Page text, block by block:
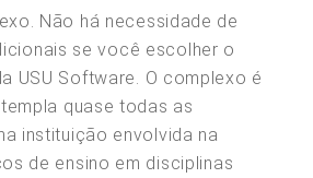
Não há necessidade de
se você escolher o
USU Software. O complexo é
quase todas as
instituição envolvida na
de ensino em disciplinas